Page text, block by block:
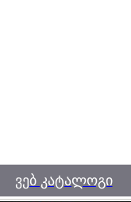
ვებ კატალოგი